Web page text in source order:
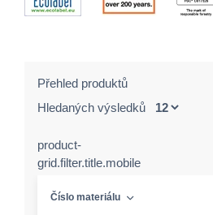
Přehled produktů
Hledaných výsledků
product-
grid.filter.title.mobile
Číslo materiálu